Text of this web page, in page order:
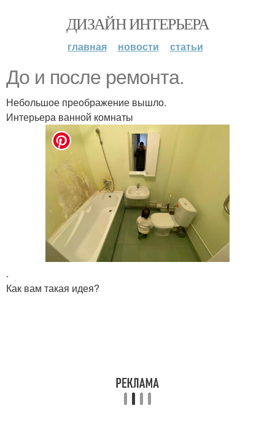
ДИЗАЙН ИНТЕРЬЕРА
главная новости статьи
До и после ремонта.
Небольшое преображение вышло.
Интерьера ванной комнаты
.
Как вам такая идея?